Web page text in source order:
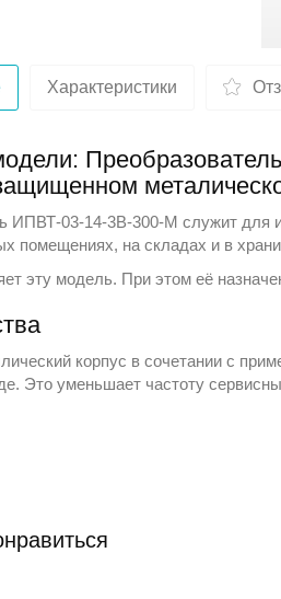
Характеристики
ИПВТ-03-14-3В-300-М служит для
помещениях, на складах и в
эту модель. При этом её
корпус в сочетании с
Это уменьшает частоту